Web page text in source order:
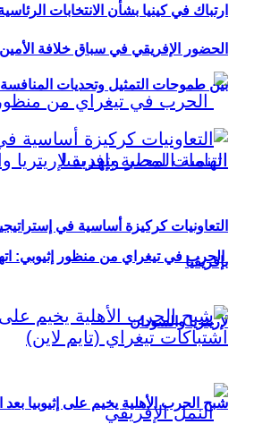
ارتباك في كينيا بشأن الانتخابات الرئاسية 2027.. ما
الحرب في تيغراي من منظور إثيوبي:
لإريتريا والسودان
الحضور الإفريقي في سباق خلافة الأمين
بين طموحات التمثيل وتحديات المنافسة
التعاونيات كركيزة أساسية في
بإفريقيا
شبح الحرب الأهلية يخيم على إثيوبيا بعد